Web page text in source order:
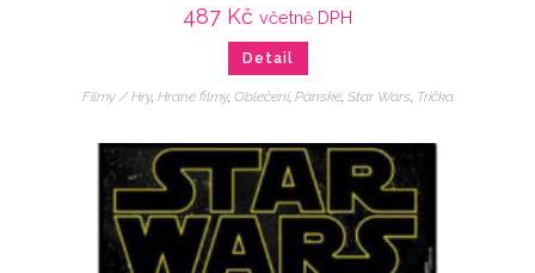
487 Kč včetně DPH
Detail
Filmy / Hry, Hrané filmy, Oblečení, Pánské, Star Wars, Trička